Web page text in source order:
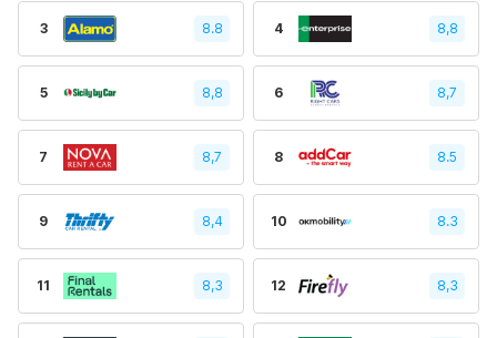
3 8.8 4 8,8
5 8,8 6 8,7
7 8,7 8 8.5
9 8,4 10 8.3
11 8,3 12 8,3